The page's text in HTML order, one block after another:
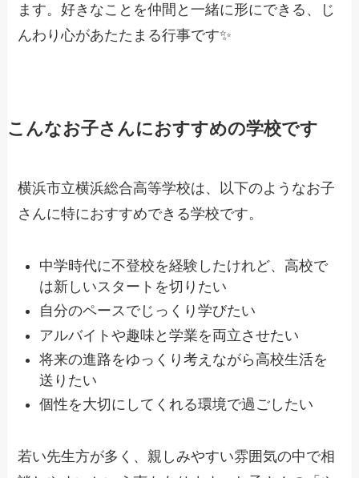
ます。好きなことを仲間と一緒に形にできる、じ
んわり心があたたまる行事です✨
こんなお子さんにおすすめの学校です
横浜市立横浜総合高等学校は、以下のようなお子
さんに特におすすめできる学校です。
中学時代に不登校を経験したけれど、高校で
は新しいスタートを切りたい
自分のペースでじっくり学びたい
アルバイトや趣味と学業を両立させたい
将来の進路をゆっくり考えながら高校生活を
送りたい
個性を大切にしてくれる環境で過ごしたい
若い先生方が多く、親しみやすい雰囲気の中で相